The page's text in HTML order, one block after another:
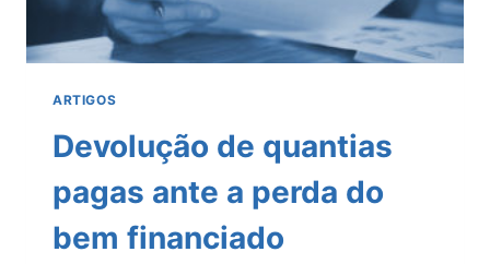
ARTIGOS
Devolução de quantias
pagas ante a perda do
bem financiado